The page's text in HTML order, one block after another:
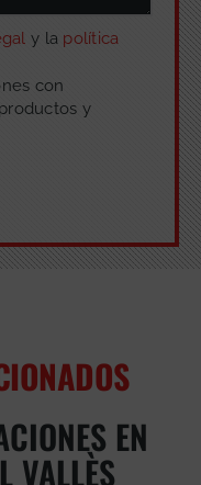
y la política
con
y
EN
VALLÈS